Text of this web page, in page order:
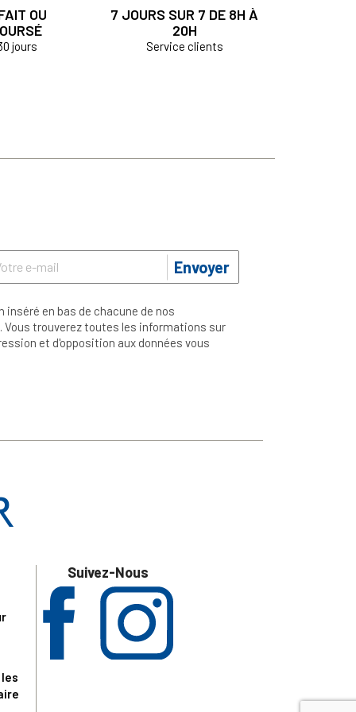
OU
jours
7 JOURS SUR 7 DE 8H À
20H
Service clients
Envoyer
en bas de chacune de nos
trouverez toutes les informations sur
et d'opposition aux données vous
Suivez-Nous